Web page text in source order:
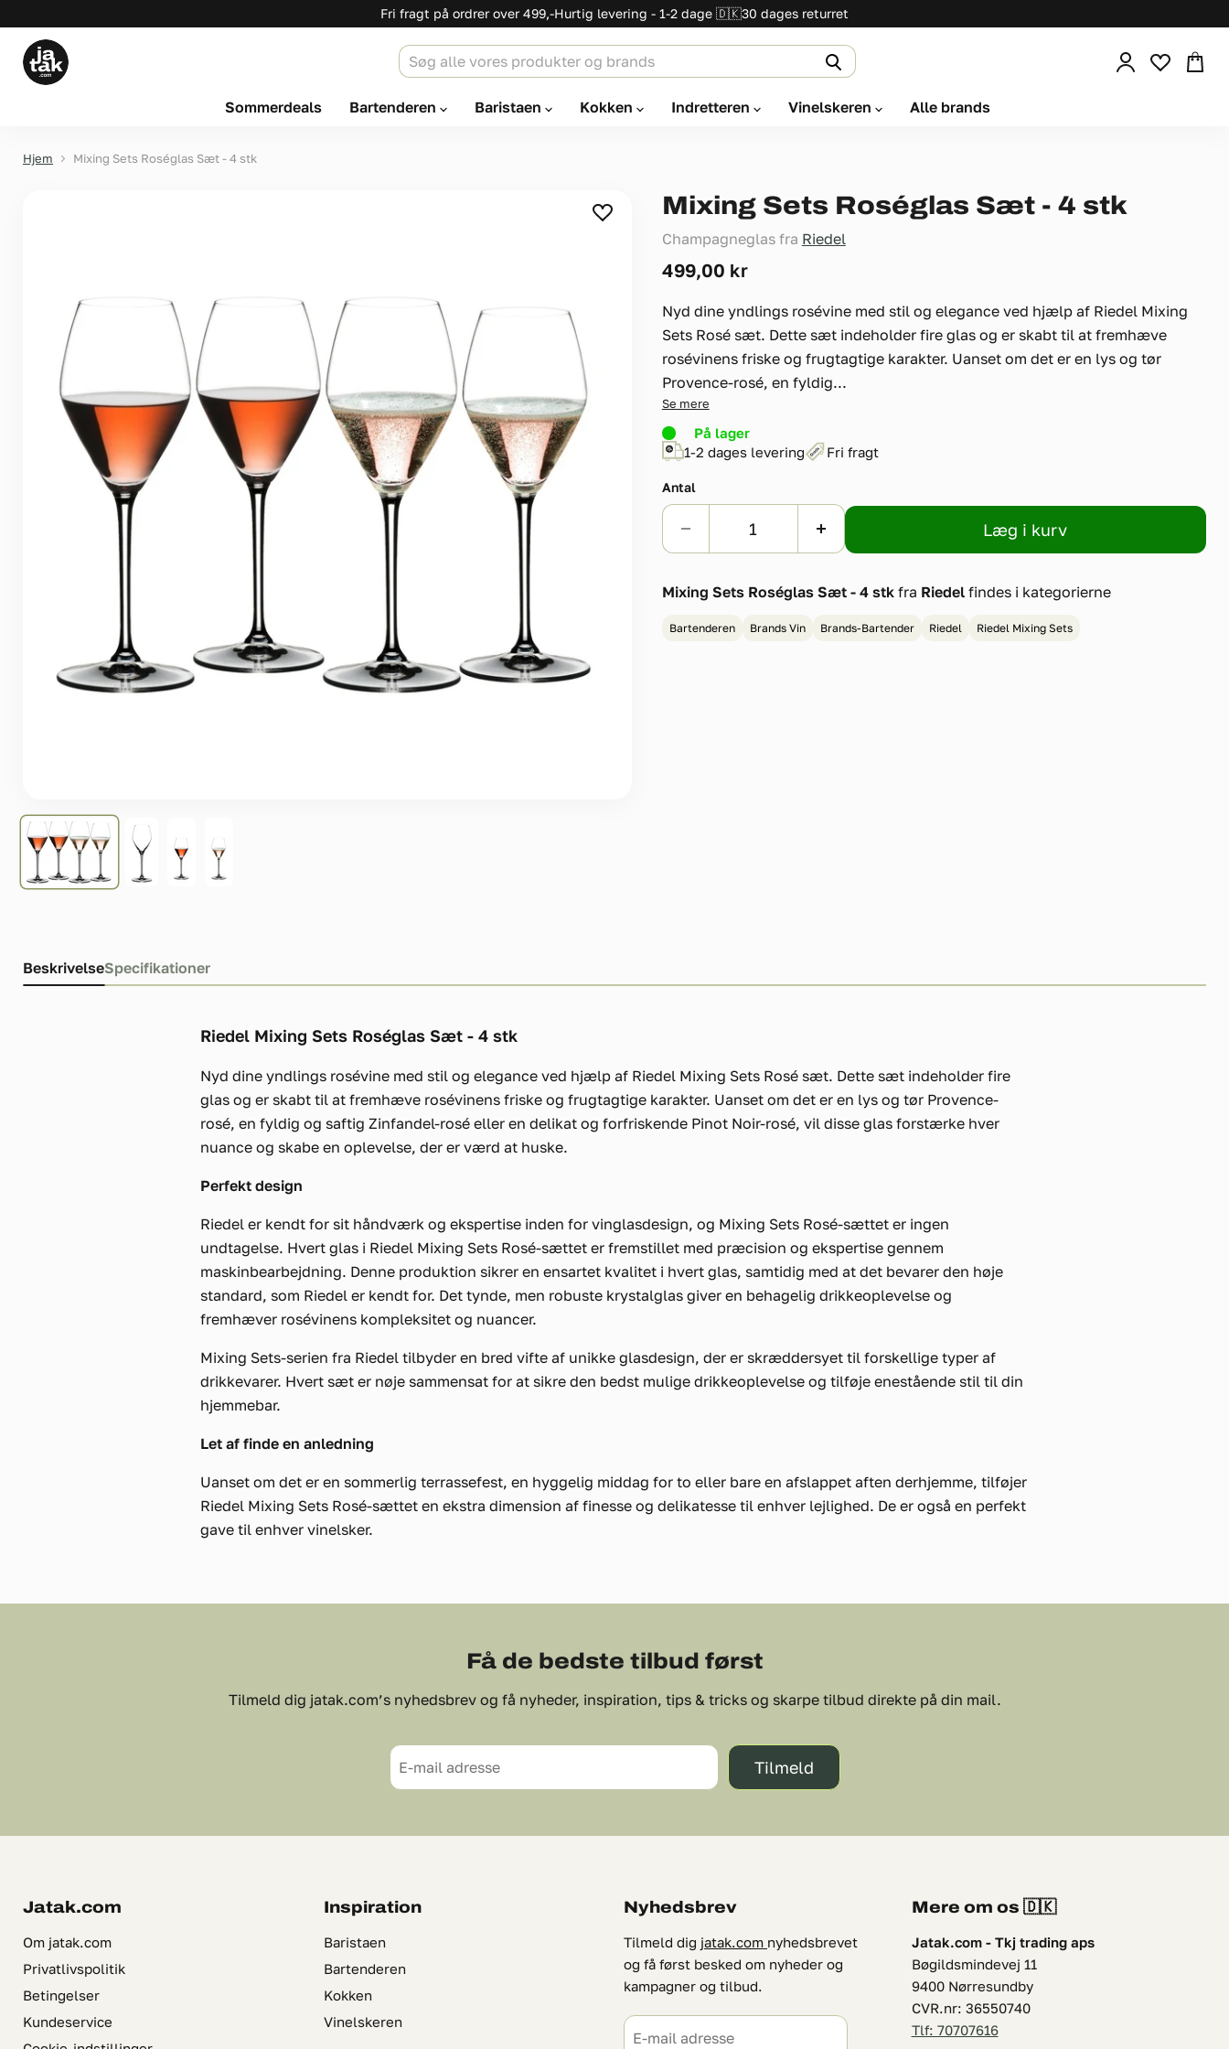
Fri fragt på ordrer over 499,-Hurtig levering - 1-2 dage 🇩🇰30 dages returret
Sommerdeals Bartenderen Baristaen Kokken Indretteren Vinelskeren Alle brands
Hjem Mixing Sets Roséglas Sæt - 4 stk
Mixing Sets Roséglas Sæt - 4 stk
Champagneglas fra Riedel
Nuværende pris
499,00 kr
Nyd dine yndlings rosévine med stil og elegance ved hjælp af Riedel Mixing
Sets Rosé sæt. Dette sæt indeholder fire glas og er skabt til at fremhæve
rosévinens friske og frugtagtige karakter. Uanset om det er en lys og tør
Provence-rosé, en fyldig...
Se mere
På lager
1-2 dages levering
Fri fragt
Antal
Læg i kurv
Mixing Sets Roséglas Sæt - 4 stkfra Riedelfindes i kategorierne
Bartenderen Brands Vin Brands-Bartender Riedel Riedel Mixing Sets
BeskrivelseSpecifikationer
Riedel Mixing Sets Roséglas Sæt - 4 stk
Nyd dine yndlings rosévine med stil og elegance ved hjælp af Riedel Mixing Sets Rosé sæt. Dette sæt indeholder fire
glas og er skabt til at fremhæve rosévinens friske og frugtagtige karakter. Uanset om det er en lys og tør Provence-
rosé, en fyldig og saftig Zinfandel-rosé eller en delikat og forfriskende Pinot Noir-rosé, vil disse glas forstærke hver
nuance og skabe en oplevelse, der er værd at huske.
Perfekt design
Riedel er kendt for sit håndværk og ekspertise inden for vinglasdesign, og Mixing Sets Rosé-sættet er ingen
undtagelse. Hvert glas i Riedel Mixing Sets Rosé-sættet er fremstillet med præcision og ekspertise gennem
maskinbearbejdning. Denne produktion sikrer en ensartet kvalitet i hvert glas, samtidig med at det bevarer den høje
standard, som Riedel er kendt for. Det tynde, men robuste krystalglas giver en behagelig drikkeoplevelse og
fremhæver rosévinens kompleksitet og nuancer.
Mixing Sets-serien fra Riedel tilbyder en bred vifte af unikke glasdesign, der er skræddersyet til forskellige typer af
drikkevarer. Hvert sæt er nøje sammensat for at sikre den bedst mulige drikkeoplevelse og tilføje enestående stil til din
hjemmebar.
Let af finde en anledning
Uanset om det er en sommerlig terrassefest, en hyggelig middag for to eller bare en afslappet aften derhjemme, tilføjer
Riedel Mixing Sets Rosé-sættet en ekstra dimension af finesse og delikatesse til enhver lejlighed. De er også en perfekt
gave til enhver vinelsker.
Få de bedste tilbud først
Tilmeld dig jatak.com’s nyhedsbrev og få nyheder, inspiration, tips & tricks og skarpe tilbud direkte på din mail.
E-mail adresse Tilmeld
Jatak.com
Om jatak.com
Privatlivspolitik
Betingelser
Kundeservice
Inspiration
Baristaen
Bartenderen
Kokken
Vinelskeren
Nyhedsbrev
Tilmeld dig jatak.com nyhedsbrevet
og få først besked om nyheder og
kampagner og tilbud.
E-mail adresse
Mere om os 🇩🇰
Jatak.com - Tkj trading aps
Bøgildsmindevej 11
9400 Nørresundby
CVR.nr: 36550740
Tlf: 70707616